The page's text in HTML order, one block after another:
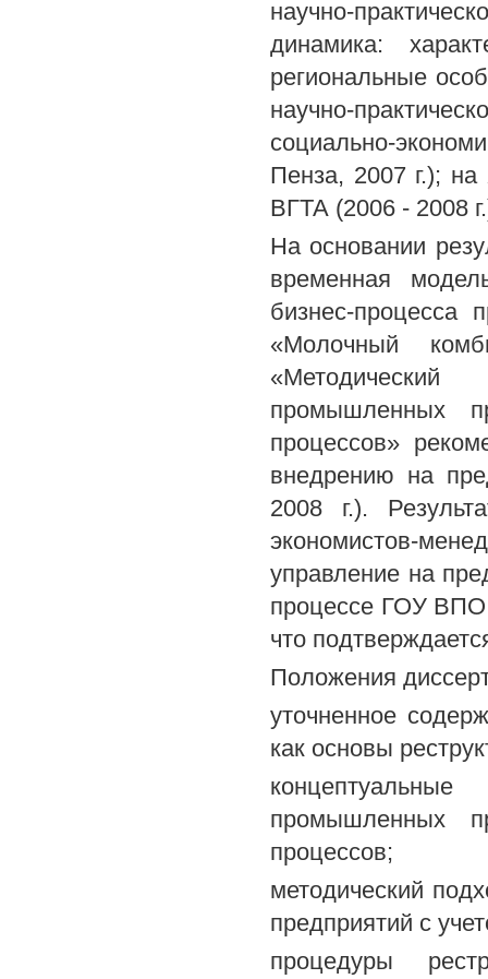
научно-
динамика:
региональные
научно-
социально-
Пенза, 2007 г.);
ВГТА (2006 - 2008
На основании
временная
бизнес-
«Молочный
промышленных
процессов»
внедрению на
2008 г.).
экономистов-
управление на
процессе ГОУ ВПО
что
Положения
уточненное
как основы
промышленных
процессов;
методический
предприятий с
процедуры